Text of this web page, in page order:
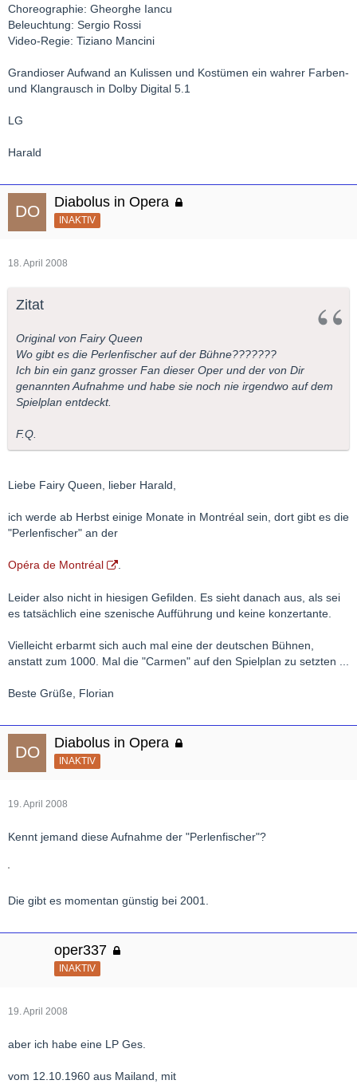
Choreographie: Gheorghe Iancu
Beleuchtung: Sergio Rossi
Video-Regie: Tiziano Mancini
Grandioser Aufwand an Kulissen und Kostümen ein wahrer Farben-
und Klangrausch in Dolby Digital 5.1
LG
Harald
Diabolus in Opera
INAKTIV
18. April 2008
Zitat
Original von Fairy Queen
Wo gibt es die Perlenfischer auf der Bühne???????
Ich bin ein ganz grosser Fan dieser Oper und der von Dir
genannten Aufnahme und habe sie noch nie irgendwo auf dem
Spielplan entdeckt.
F.Q.
Liebe Fairy Queen, lieber Harald,
ich werde ab Herbst einige Monate in Montréal sein, dort gibt es die
"Perlenfischer" an der
Opéra de Montréal
Leider also nicht in hiesigen Gefilden. Es sieht danach aus, als sei
es tatsächlich eine szenische Aufführung und keine konzertante.
Vielleicht erbarmt sich auch mal eine der deutschen Bühnen,
anstatt zum 1000. Mal die "Carmen" auf den Spielplan zu setzten ...
Beste Grüße, Florian
Diabolus in Opera
INAKTIV
19. April 2008
Kennt jemand diese Aufnahme der "Perlenfischer"?
Die gibt es momentan günstig bei 2001.
oper337
INAKTIV
19. April 2008
aber ich habe eine LP Ges.
vom 12.10.1960 aus Mailand, mit